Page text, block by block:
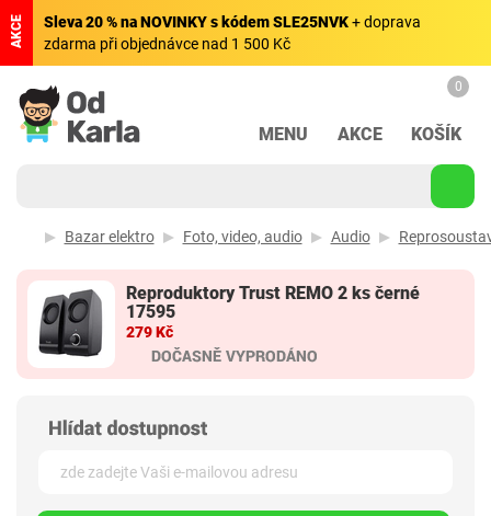
AKCE Sleva 20 % na NOVINKY s kódem SLE25NVK+ doprava
zdarma při objednávce nad 1 500 Kč
MENU AKCE
0
KOŠÍK
Bazar elektro Foto, video, audio Audio
Reproduktory Trust REMO 2 ks černé
17595
279 Kč